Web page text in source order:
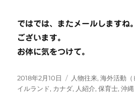
ではでは、またメールしますね
ございます。
お体に気をつけて。
投
稿
2018年2月10日
カ
テ
人物往来,海外活動（
イルランド, カナダ, 人紹介,保育士,沖縄